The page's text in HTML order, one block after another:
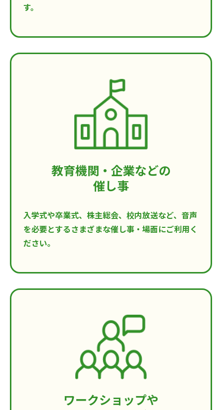
す。
教育機関・企業などの
催し事
入学式や卒業式、株主総会、校内放送など、音声
を必要とするさまざまな催し事・場面にご利用く
ださい。
ワークショップや